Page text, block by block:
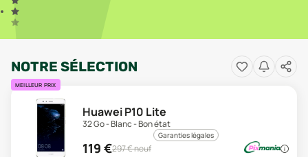
NOTRE SÉLECTION
MEILLEUR PRIX
Huawei P10 Lite
32 Go - Blanc - Bon état
Garanties légales
119 €297€ neuf